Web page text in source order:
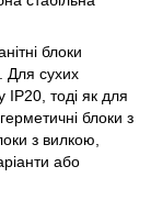
блоки
Для сухих
IP20, тоді як для
блоки з
з вилкою,
або